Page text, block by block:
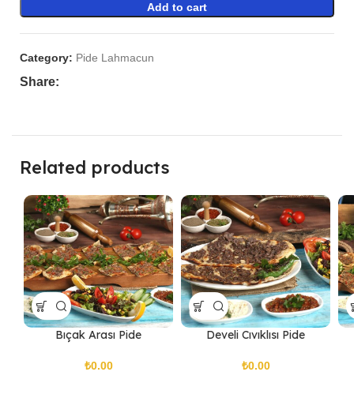
Add to cart
Category: Pide Lahmacun
Share:
Related products
Bıçak Arası Pide
₺
Develi Cıvıklısı Pide
₺